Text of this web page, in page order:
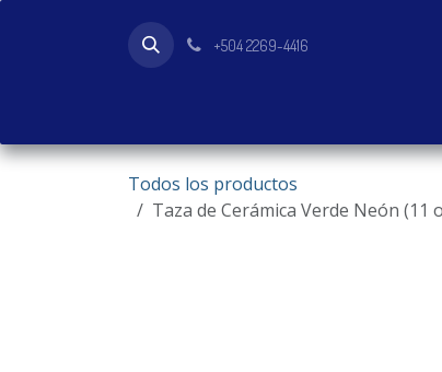
+504 2269-4416
Todos los productos
Taza de Cerámica Verde Neón